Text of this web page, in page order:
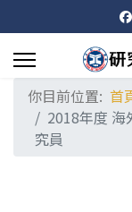
你目前位置: 首
2018年度 海
究員